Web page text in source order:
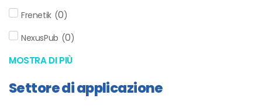
Frenetik (0)
NexusPub (0)
MOSTRA DI PIÙ
Settore di applicazione